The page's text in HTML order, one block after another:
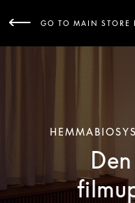
GO TO MAIN STORE